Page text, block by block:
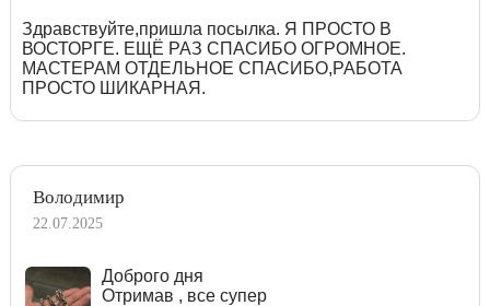
Здравствуйте,пришла посылка. Я ПРОСТО В
ВОСТОРГЕ. ЕЩЁ РАЗ СПАСИБО ОГРОМНОЕ.
МАСТЕРАМ ОТДЕЛЬНОЕ СПАСИБО,РАБОТА
ПРОСТО ШИКАРНАЯ.
Володимир
22.07.2025
Доброго дня
Отримав , все супер